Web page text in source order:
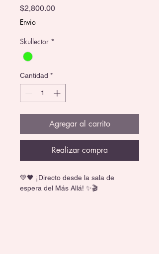
$2,800.00Precio
Envio
Skullector *
Cantidad *
Agregar al carrito
Realizar compra
💚🖤 ¡Directo desde la sala de
espera del Más Allá! ✨🎬